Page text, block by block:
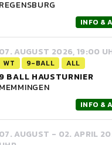
REGENSBURG
INFO &
07. AUGUST 2026, 19:00
WT 9-BALL ALL
9 BALL HAUSTURNIER
MEMMINGEN
INFO &
07. AUGUST - 02. APRIL